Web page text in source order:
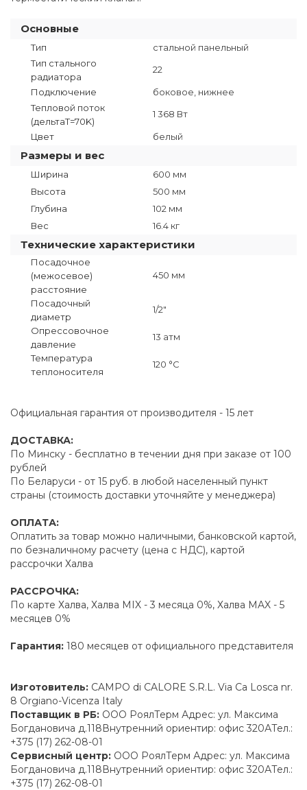
Основные
Тип
стальной панельный
Тип стального
радиатора
22
Подключение
боковое, нижнее
Тепловой поток
(дельтаT=70K)
1 368 Вт
Цвет белый
Размеры и вес
Ширина
600 мм
Высота
500 мм
Глубина
102 мм
Вес
16.4 кг
Технические характеристики
Посадочное
(межосевое)
расстояние
450 мм
Посадочный
диаметр
1/2"
Опрессовочное
давление
13 атм
Температура
теплоносителя
120 °C
Официальная гарантия от производителя - 15 лет
ДОСТАВКА:
По Минску - бесплатно в течении дня при заказе от 100
рублей
По Беларуси - от 15 руб. в любой населенный пункт
страны (стоимость доставки уточняйте у менеджера)
ОПЛАТА:
Оплатить за товар можно наличными, банковской картой,
по безналичному расчету (цена с НДС), картой
рассрочки Халва
РАССРОЧКА:
По карте Халва, Халва MIX - 3 месяца 0%, Халва MAX - 5
месяцев 0%
Гарантия: 180 месяцев от официального представителя
Изготовитель: CAMPO di CALORE S.R.L. Via Ca Losca nr.
8 Orgiano-Vicenza Italy
Поставщик в РБ: ООО РоялТерм Адрес: ул. Максима
Богдановича д.118Внутренний ориентир: офис 320АТел.:
+375 (17) 262-08-01
Сервисный центр: ООО РоялТерм Адрес: ул. Максима
Богдановича д.118Внутренний ориентир: офис 320АТел.:
+375 (17) 262-08-01